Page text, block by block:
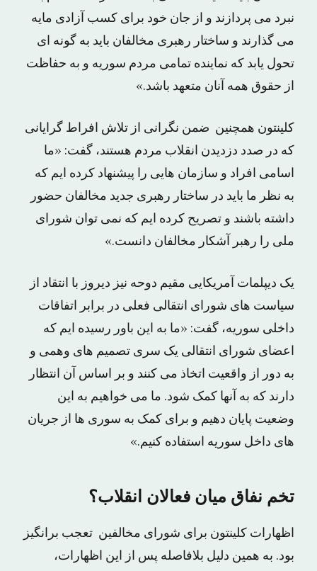
نبرد می پردازند و از جان خود برای کسب آزادی مایه
می گذارند و ساختار رهبری مخالفان باید به گونه ای
تحول یابد که نماینده تمامی مردم سوریه و به حفاظت
از حقوق همه آنان متعهد باشد.»
کلینتون همچنین ضمن نگرانی از تلاش افراط‌ گرایانی
که در صدد دزدیدن انقلاب مردم هستند، گفت: «ما
اسامی افراد و سازمان هایی را پیشنهاد کرده ایم که
به نظر ما باید در ساختار رهبری جدید مخالفان حضور
داشته باشند و تصریح کرده ایم که نمی توان شورای
ملی را رهبر آشکار مخالفان دانست.»
یک دیپلمات آمریکایی مقیم دوحه نیز دیروز با انتقاد از
سیاست های شورای انتقالی فعلی در برابر اتفاقات
داخلی سوریه، گفت: «ما به این باور رسیده ایم که
اعضای شورای انتقالی یک سری تصمیم های وهمی و
به دور از واقعیت اتخاذ می کنند و بر اساس آن انتظار
دارند که به آنها کمک شود. ما می خواهیم به این
وضعیت پایان دهیم و برای کمک به سوری ها از جریان
های داخل سوریه استفاده کنیم.»
تخم نفاق میان فعالان انقلاب؟
اظهارات کلینتون برای شورای مخالفین تعجب برانگیز
بود. به همین دلیل بلافاصله پس از این اظهارات،